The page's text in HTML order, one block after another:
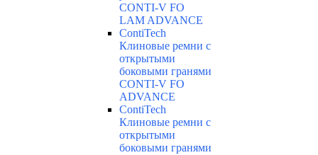
CONTI-V FO
LAM ADVANCE
ContiTech
Клиновые ремни с
открытыми
боковыми гранями
CONTI-V FO
ADVANCE
ContiTech
Клиновые ремни с
открытыми
боковыми гранями